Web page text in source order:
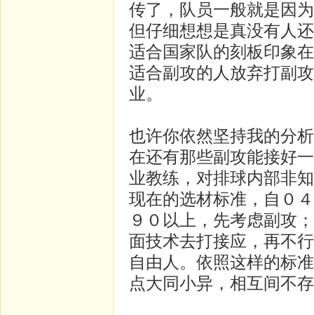
传了，队员一般就是因
但仔细想想是真没有人
适合国家队的刻板印象
适合副攻的人放弃打副
业。
也许你依然坚持我的分
在还有那些副攻能接好
业教练，对排球内部非
现在的选材标准，自０
９０以上，先考虑副攻
面技术去打接应，再不
自由人。依照这样的标
点大同小异，相互间不